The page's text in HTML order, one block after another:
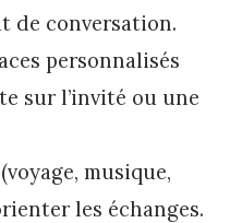
de conversation.
personnalisés
sur l’invité ou une
musique,
les échanges.